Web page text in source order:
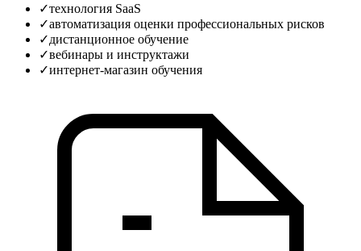
✓технология SaaS
✓автоматизация оценки профессиональных рисков
✓дистанционное обучение
✓вебинары и инструктажи
✓интернет-магазин обучения